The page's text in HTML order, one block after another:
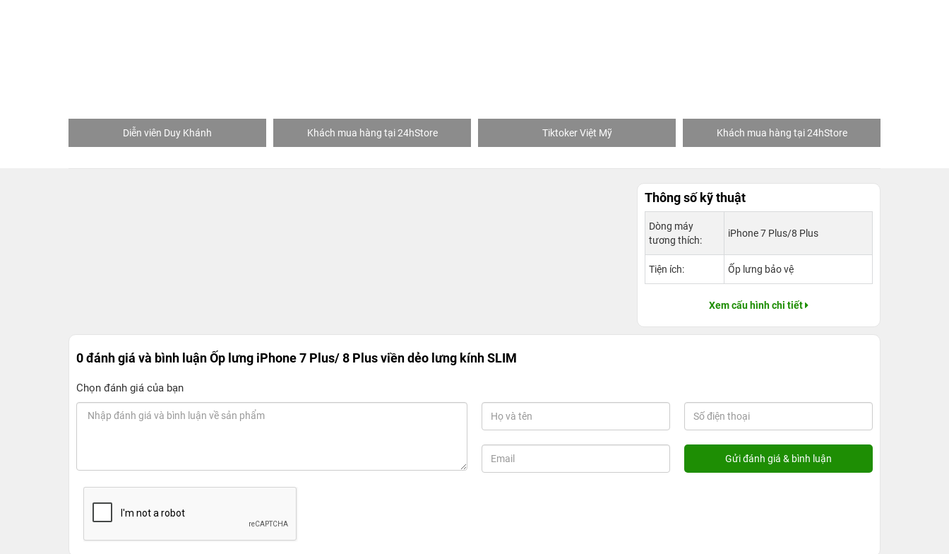
Diễn viên Duy Khánh Khách mua hàng tại 24hStore Tiktoker Việt Mỹ Khách mua hàng tại 24hStore
Thông số kỹ thuật
Dòng máy
tương thích:
iPhone 7 Plus/8 Plus
Tiện ích: Ốp lưng bảo vệ
Xem cấu hình chi tiết
0 đánh giá và bình luậnỐp lưng iPhone 7 Plus/ 8 Plus viền dẻo lưng kính SLIM
Chọn đánh giá của bạn